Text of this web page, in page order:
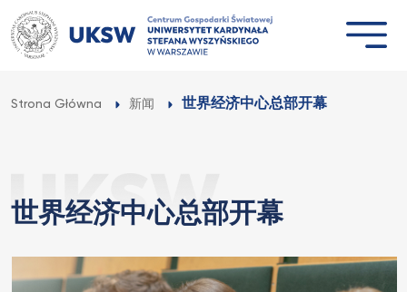
Przejdź
do
treści
Strona Główna 新闻 世界经济中心总部开幕
世界经济中心总部开幕